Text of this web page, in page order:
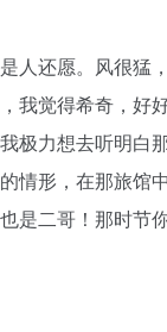
还愿。风很猛，
我觉得希奇，好
极力想去听明白
情形，在那旅馆
是二哥！那时节